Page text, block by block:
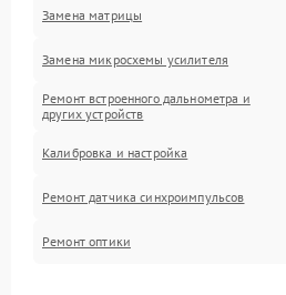
Замена матрицы
Замена микросхемы усилителя
Ремонт встроенного дальнометра и
других устройств
Калибровка и настройка
Ремонт датчика синхроимпульсов
Ремонт оптики